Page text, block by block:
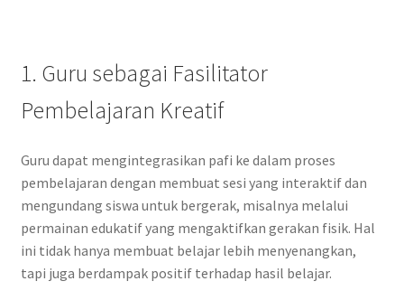
1. Guru sebagai Fasilitator
Pembelajaran Kreatif
Guru dapat mengintegrasikan pafi ke dalam proses
pembelajaran dengan membuat sesi yang interaktif dan
mengundang siswa untuk bergerak, misalnya melalui
permainan edukatif yang mengaktifkan gerakan fisik. Hal
ini tidak hanya membuat belajar lebih menyenangkan,
tapi juga berdampak positif terhadap hasil belajar.